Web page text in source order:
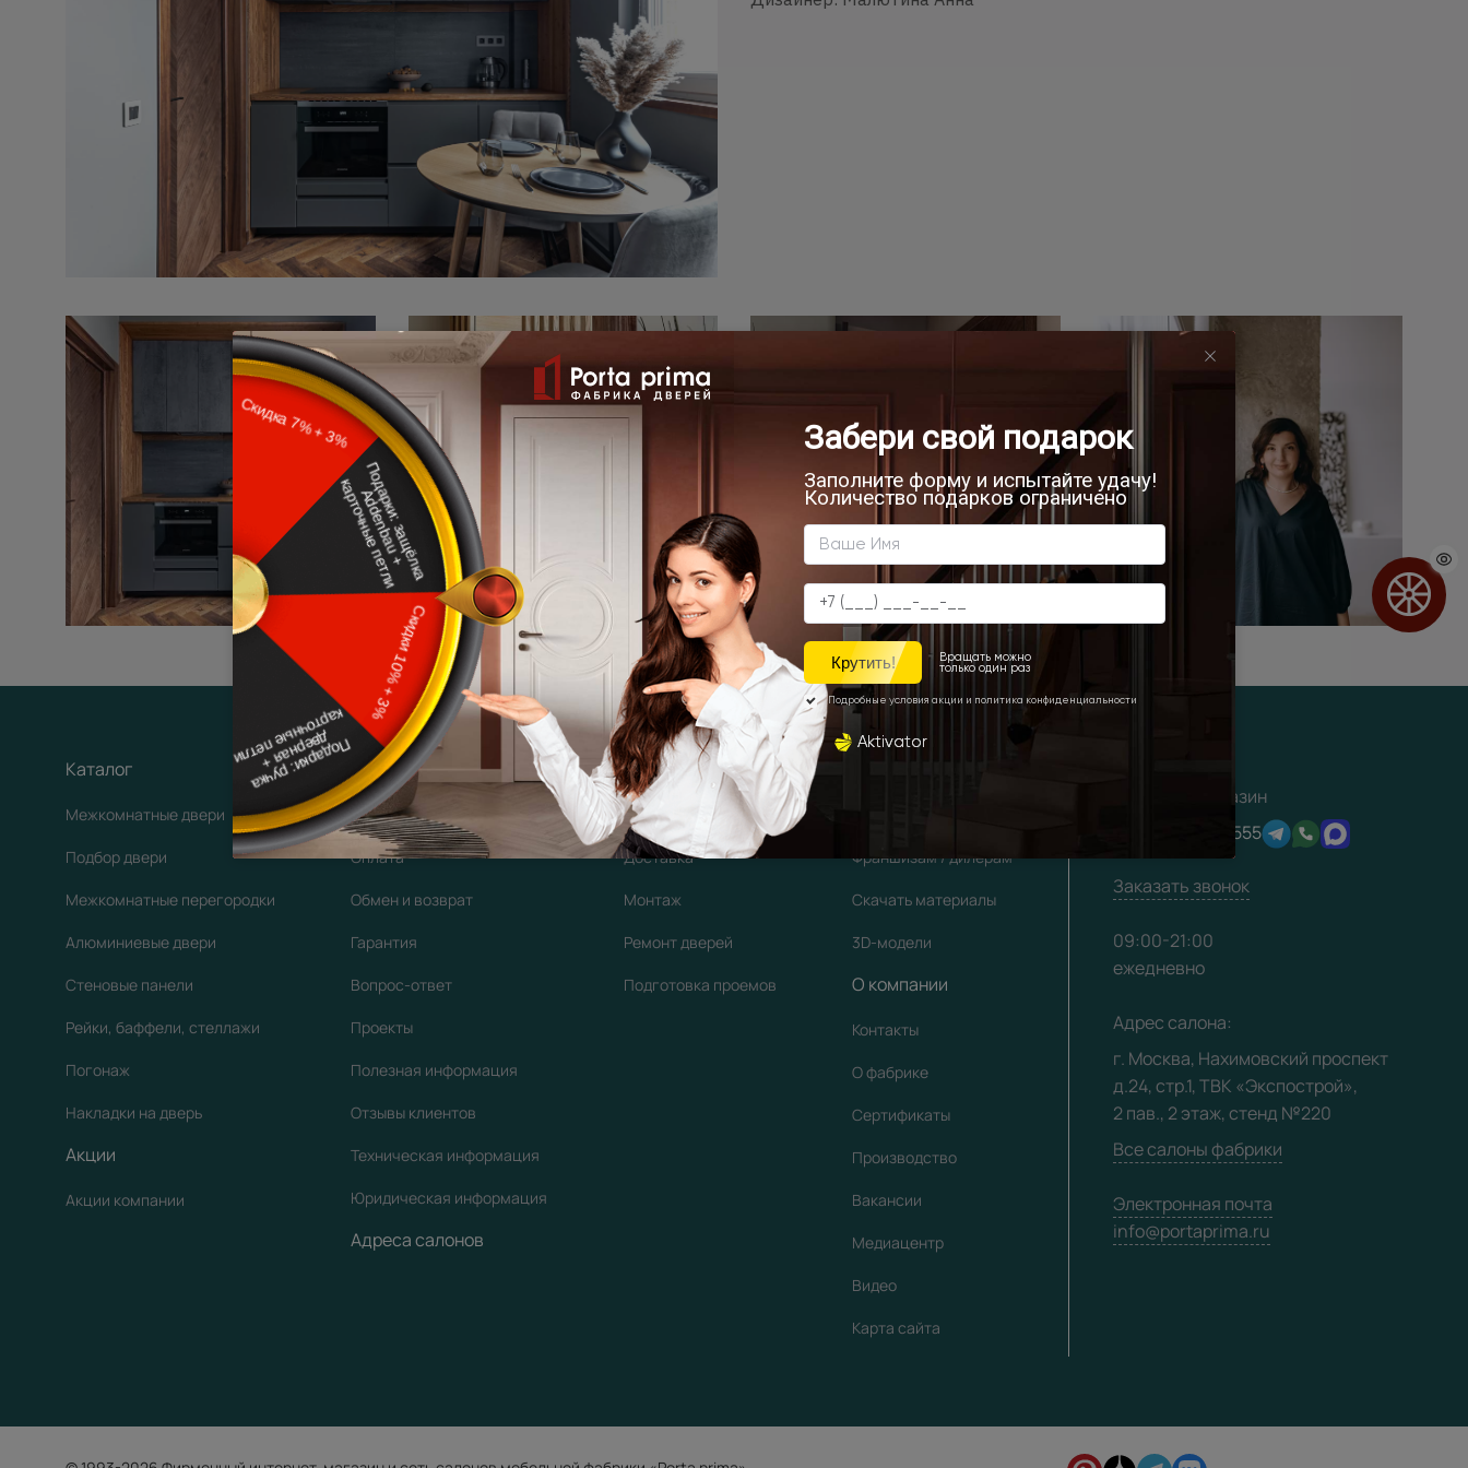
Каталог
Межкомнатные двери
Подбор двери
Межкомнатные перегородки
Алюминиевые двери
Стеновые панели
Рейки, баффели, стеллажи
Погонаж
Накладки на дверь
Акции
Акции компании
Покупателям
Доставка
Оплата
Обмен и возврат
Гарантия
Вопрос-ответ
Проекты
Полезная информация
Отзывы клиентов
Техническая информация
Юридическая информация
Адреса салонов
Сервис
Вызов замерщика
Доставка
Монтаж
Ремонт дверей
Подготовка проемов
Франшизам / дилерам
Скачать материалы
3D-модели
О компании
Контакты
О фабрике
Сертификаты
Производство
Вакансии
Медиацентр
Видео
Карта сайта
Интернет-магазин
+7 (495) 16-17-555
Заказать звонок
09:00-21:00
ежедневно
Адрес салона:
г. Москва, Нахимовский проспект
д.24, стр.1, ТВК «Экспострой»,
2 пав., 2 этаж, стенд №220
Все салоны фабрики
Электронная почта
info@portaprima.ru